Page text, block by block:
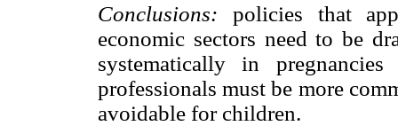
Conclusions: policies that
economic sectors need to be
systematically in
professionals must be more
avoidable for children.